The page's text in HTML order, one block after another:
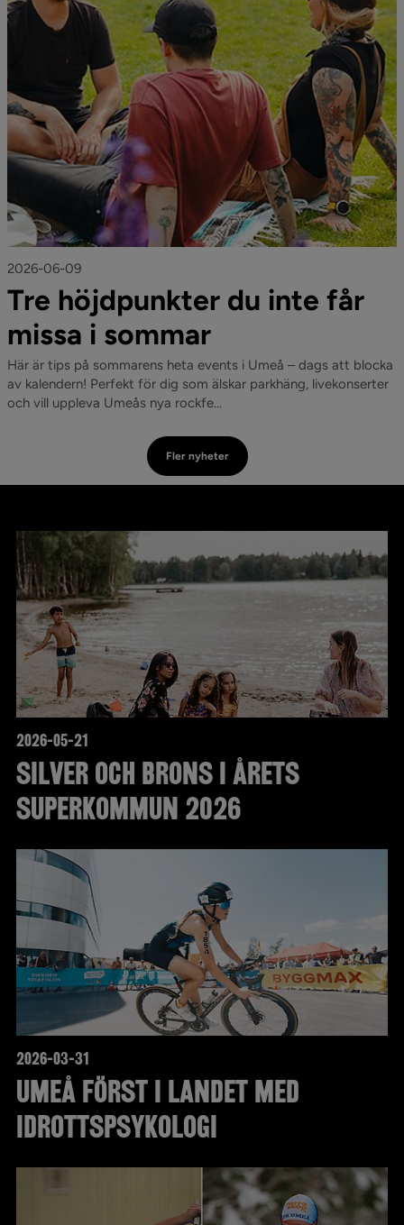
2026-06-09
Tre höjdpunkter du inte får
missa i sommar
Här är tips på sommarens heta events i Umeå – dags att blocka
av kalendern! Perfekt för dig som älskar parkhäng, livekonserter
och vill uppleva Umeås nya rockfe...
Fler nyheter
2026-05-21
Silver och brons i Årets
superkommun 2026
2026-03-31
Umeå först i landet med
idrottspsykologi